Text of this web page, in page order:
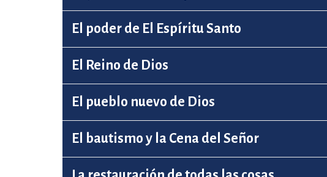
El poder de El Espíritu Santo
El Reino de Dios
El pueblo nuevo de Dios
El bautismo y la Cena del Señor